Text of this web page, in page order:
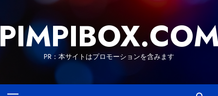
content
PR：本サイトはプロモーションを含みます